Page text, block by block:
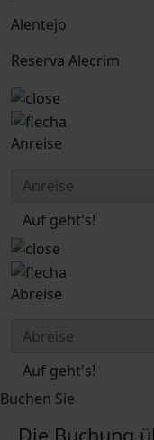
Alentejo
Reserva Alecrim
Anreise
Auf geht's!
Abreise
Auf geht's!
Buchen Sie